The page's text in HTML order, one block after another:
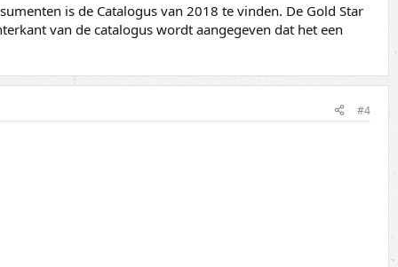
is de Catalogus van 2018 te vinden. De Gold Star
van de catalogus wordt aangegeven dat het een
#4